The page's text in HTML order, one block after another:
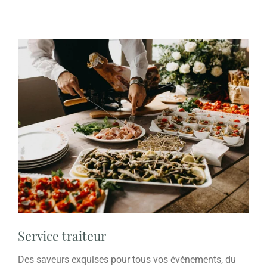
Service traiteur
Des saveurs exquises pour tous vos événements, du